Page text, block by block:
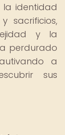
identidad
sacrificios,
y la
perdurado
a
sus